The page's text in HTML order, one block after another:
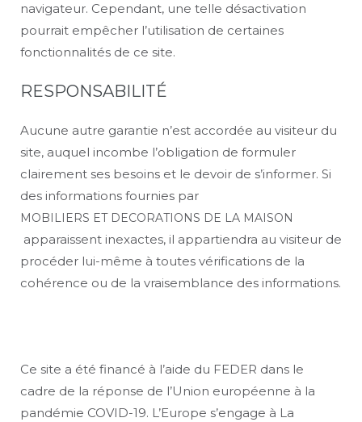
navigateur. Cependant, une telle désactivation
pourrait empêcher l’utilisation de certaines
fonctionnalités de ce site.
RESPONSABILITÉ
Aucune autre garantie n’est accordée au visiteur du
site, auquel incombe l’obligation de formuler
clairement ses besoins et le devoir de s’informer. Si
des informations fournies par
MOBILIERS ET DECORATIONS DE LA MAISON
apparaissent inexactes, il appartiendra au visiteur de
procéder lui-même à toutes vérifications de la
cohérence ou de la vraisemblance des informations.
Ce site a été financé à l’aide du FEDER dans le
cadre de la réponse de l’Union européenne à la
pandémie COVID-19. L’Europe s’engage à La